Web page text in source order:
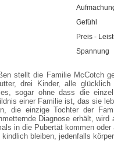
Gefühl
Preis -
Spannung
stellt die Familie McCotch
drei Kinder, alle
sogar ohne dass die
einer Familie ist, das sie
die einzige Tochter der
Diagnose erhält,
in die Pubertät kommen
kindlich bleiben, jedenfalls